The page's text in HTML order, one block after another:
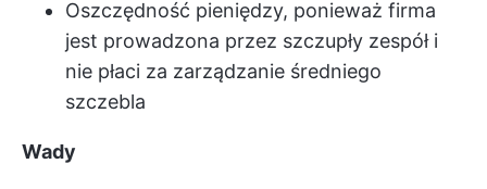
Oszczędność pieniędzy, ponieważ firma
jest prowadzona przez szczupły zespół i
nie płaci za zarządzanie średniego
szczebla
Wady